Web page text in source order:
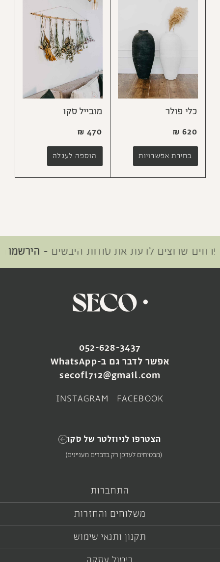
כלי פולר
₪ 620
בחירת אפשרויות
מובייל סקו
₪ 470
הוספה לעגלה
ואזה גלזורה ירוקה
₪400
LAST CHANCE
ואזה מנוקדת ידית
שרוצים לדעת את סודות היבשים -הירשמו
052-628-3437
אפשר לדבר גם ב-WhatsApp
secofl712@gmail.com
FACEBOOK
INSTAGRAM
הצטרפו לניוזלטר של סקו
(מבטיחים לעדכן רק בדברים מעניינים)
התחברות
משלוחים והחזרות
תקנון ותנאי שימוש